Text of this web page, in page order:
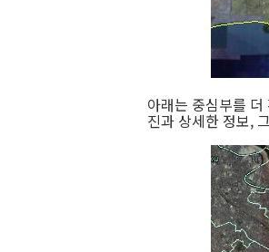
아래는 중심부를
진과 상세한 정보,